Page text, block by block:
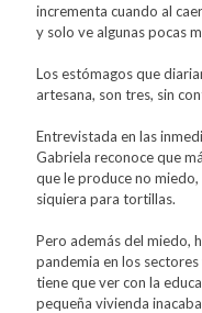
incrementa cuando al
y solo ve algunas pocas
Los estómagos que
artesana, son tres, sin
Entrevistada en las
Gabriela reconoce que
que le produce no
siquiera para tortillas.
Pero además del miedo,
pandemia en los
tiene que ver con la
pequeña vivienda